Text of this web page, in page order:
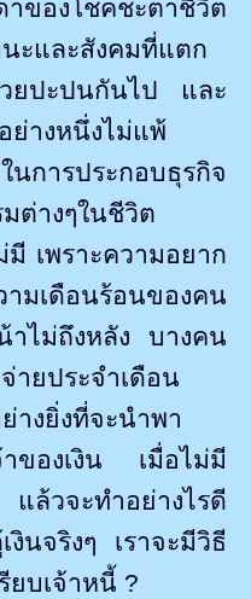
าของโชคชะตาชีวิต
ะและสังคมที่แตก
ยปะปนกันไป และ
ย่างหนึ่งไม่แพ้
นการประกอบธุรกิจ
ต่างๆในชีวิต
มี เพราะความอยาก
มเดือนร้อนของคน
ไม่ถึงหลัง บางคน
ายประจำเดือน
างยิ่งที่จะนำพา
าของเงิน เมื่อไม่มี
ล้วจะทำอย่างไรดี
งินจริงๆ เราจะมีวิธี
ยบเจ้าหนี้ ?